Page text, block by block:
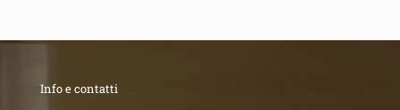
Info e contatti